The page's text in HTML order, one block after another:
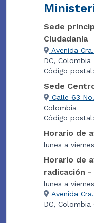
Sede
Ciudadanía
Avenida
DC, Colombia
Código postal:
Sede
Calle 63
Colombia
Código postal:
Horario de
lunes a
Horario de
radicación -
lunes a
Avenida
DC, Colombia